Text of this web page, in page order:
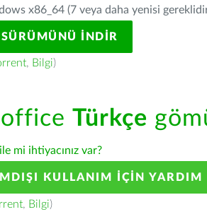
x86_64 (7 veya daha yenisi
İNDIR
, Bilgi)
Türkçe
mi ihtiyacınız var?
KULLANIM IÇIN YARDIM
, Bilgi)